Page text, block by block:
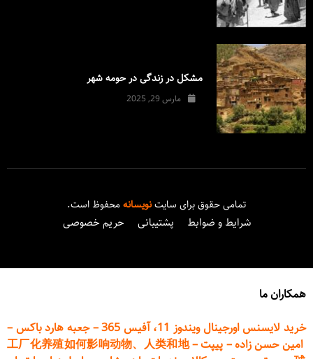
مشکل در زندگی در حومه شهر
مارس 29, 2025
تمامی حقوق برای سایتنویسانهمحفوظ است.
شرایط و ضوابط پشتیبانی حریم خصوصی
همکاران ما
خرید لایسنس اورجینال ویندوز 11، آفیس 365
–جعبه هارد باکس –
امین حسن زاده– پیپت–
工厂化养殖如何影响动物、人类和地